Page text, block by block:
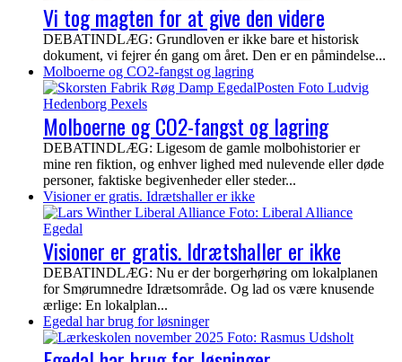
Vi tog magten for at give den videre
DEBATINDLÆG: Grundloven er ikke bare et historisk
dokument, vi fejrer én gang om året. Den er en påmindelse...
Molboerne og CO2-fangst og lagring
Molboerne og CO2-fangst og lagring
DEBATINDLÆG: Ligesom de gamle molbohistorier er
mine ren fiktion, og enhver lighed med nulevende eller døde
personer, faktiske begivenheder eller steder...
Visioner er gratis. Idrætshaller er ikke
Visioner er gratis. Idrætshaller er ikke
DEBATINDLÆG: Nu er der borgerhøring om lokalplanen
for Smørumnedre Idrætsområde. Og lad os være knusende
ærlige: En lokalplan...
Egedal har brug for løsninger